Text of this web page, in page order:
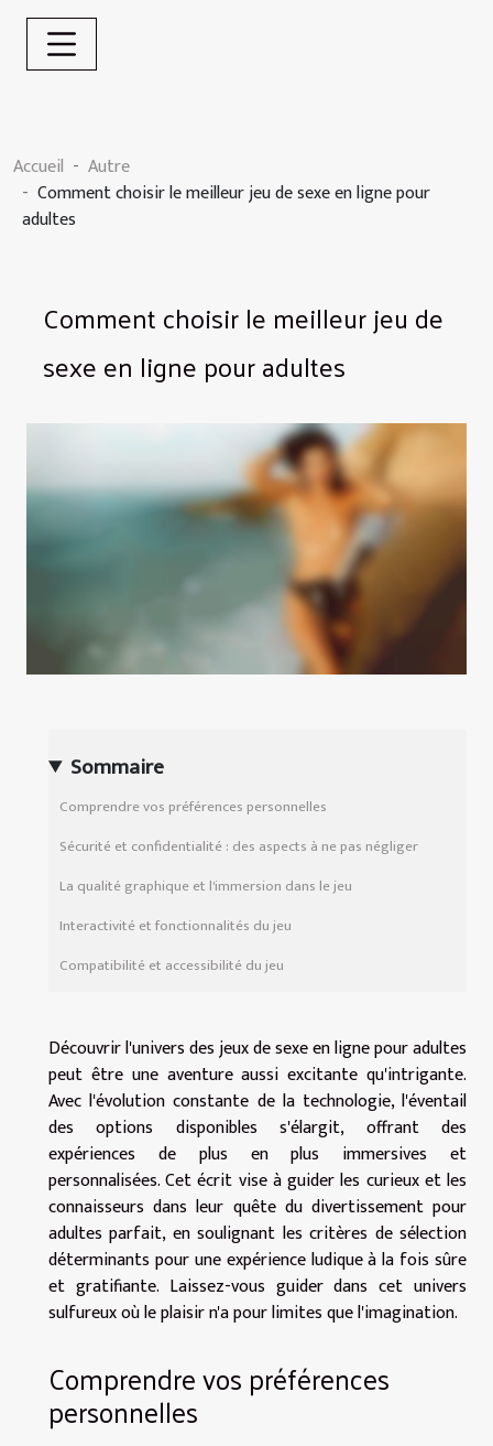
Accueil
Autre
Comment choisir le meilleur jeu de sexe en ligne pour
adultes
Comment choisir le meilleur jeu de
sexe en ligne pour adultes
Sommaire
Comprendre vos préférences personnelles
Sécurité et confidentialité : des aspects à ne pas négliger
La qualité graphique et l'immersion dans le jeu
Interactivité et fonctionnalités du jeu
Compatibilité et accessibilité du jeu
Découvrir l'univers des jeux de sexe en ligne pour adultes
peut être une aventure aussi excitante qu'intrigante.
Avec l'évolution constante de la technologie, l'éventail
des options disponibles s'élargit, offrant des
expériences de plus en plus immersives et
personnalisées. Cet écrit vise à guider les curieux et les
connaisseurs dans leur quête du divertissement pour
adultes parfait, en soulignant les critères de sélection
déterminants pour une expérience ludique à la fois sûre
et gratifiante. Laissez-vous guider dans cet univers
sulfureux où le plaisir n'a pour limites que l'imagination.
Comprendre vos préférences
personnelles